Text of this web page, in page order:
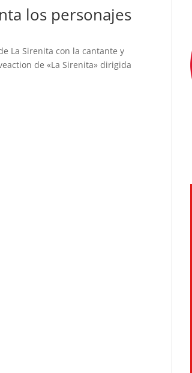
los personajes
La Sirenita con la cantante y
de «La Sirenita» dirigida